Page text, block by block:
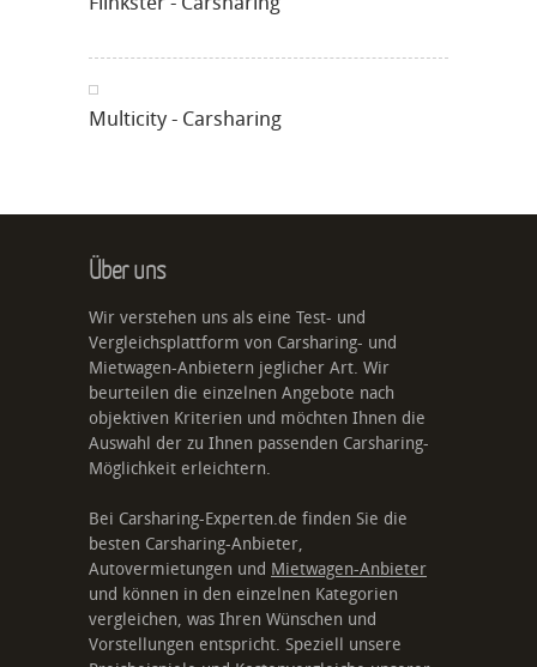
Multicity - Carsharing
Über uns
Wir verstehen uns als eine Test- und
Vergleichsplattform von Carsharing- und
Mietwagen-Anbietern jeglicher Art. Wir
beurteilen die einzelnen Angebote nach
objektiven Kriterien und möchten Ihnen die
Auswahl der zu Ihnen passenden Carsharing-
Möglichkeit erleichtern.
Bei Carsharing-Experten.de finden Sie die
besten Carsharing-Anbieter,
Autovermietungen und Mietwagen-Anbieter
und können in den einzelnen Kategorien
vergleichen, was Ihren Wünschen und
Vorstellungen entspricht. Speziell unsere